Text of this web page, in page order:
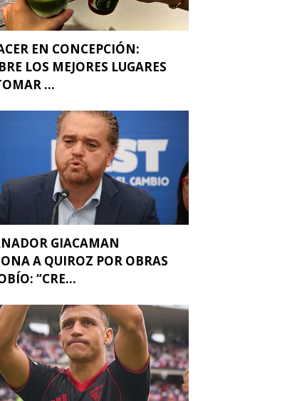
EN CONCEPCIÓN:
LOS MEJORES LUGARES
...
GIACAMAN
A QUIROZ POR OBRAS
“CRE...